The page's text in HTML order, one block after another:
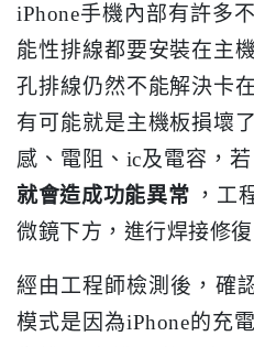
iPhone手機內部有許多
能性排線都要安裝在主
孔排線仍然不能解決卡
有可能就是主機板損壞
感、電阻、ic及電容，若
就會造成功能異常 ，工
微鏡下方，進行焊接修復
經由工程師檢測後，確
模式是因為iPhone的充